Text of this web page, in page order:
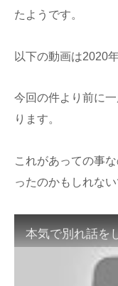
たようです。
以下の動画は2020
今回の件より前に
ります。
これがあっての事
ったのかもしれない
本気で別れ話を